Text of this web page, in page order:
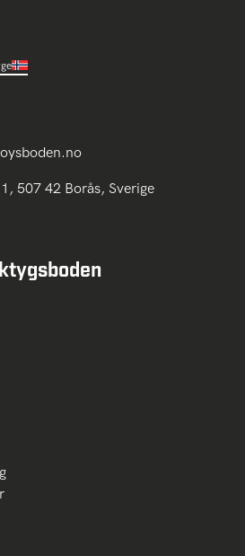
507 42 Borås, Sverige